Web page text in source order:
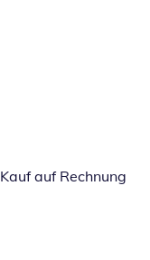
Kauf auf Rechnung